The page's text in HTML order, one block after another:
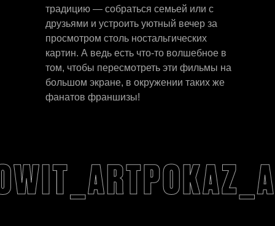
традицию — собраться семьей или с
друзьями и устроить уютный вечер за
просмотром столь ностальгических
картин. А ведь есть что-то волшебное в
том, чтобы пересмотреть эти фильмы на
большом экране, в окружении таких же
фанатов франшизы!